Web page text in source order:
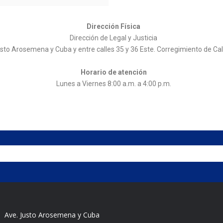
Dirección Física
Dirección de Legal y Justicia
Arosemena y Cuba y entre calles 35 y 36 Este. Corregimiento de
Horario de atención
Lunes a Viernes 8:00 a.m. a 4:00 p.m.
Ave. Justo Arosemena y Cuba